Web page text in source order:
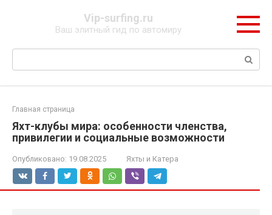
Vip-surfing.ru
Ваш элитный гид по автомиру
Поиск:
Главная страница
Яхт-клубы мира: особенности членства,
привилегии и социальные возможности
Опубликовано: 19.08.2025 Яхты и Катера